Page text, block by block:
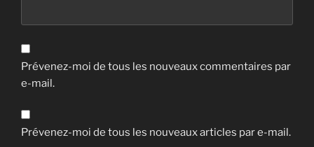
Prévenez-moi de tous les nouveaux commentaires par
e-mail.
Prévenez-moi de tous les nouveaux articles par e-mail.